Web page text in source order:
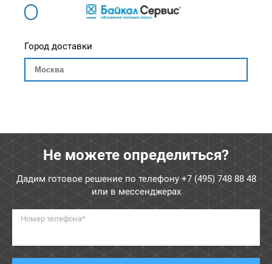
Город доставки
Не можете определиться?
Дадим готовое решение по телефону +7 (495) 748 88 48
или в мессенджерах
Номер телефона*